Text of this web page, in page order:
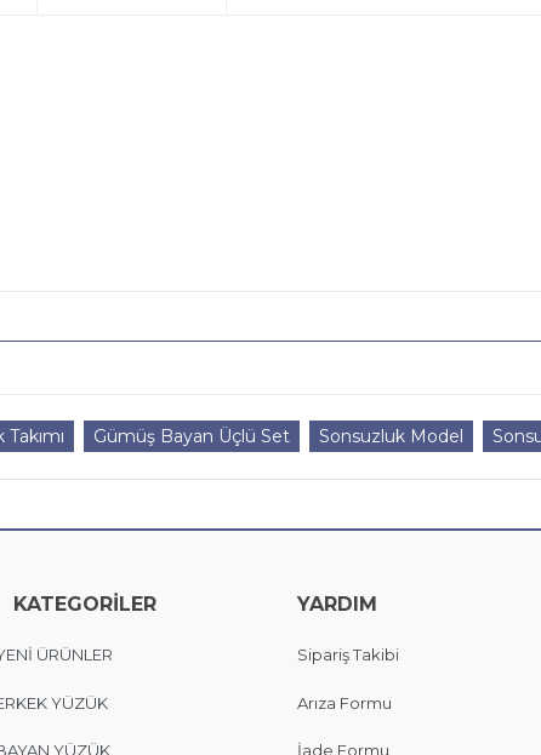
Gümüş Bayan Üçlü Set Sonsuzluk Model
KATEGORİLER
ÜRÜNLER
YÜZÜK
YÜZÜK
YARDIM
Sipariş Takibi
Arıza Formu
İade Formu